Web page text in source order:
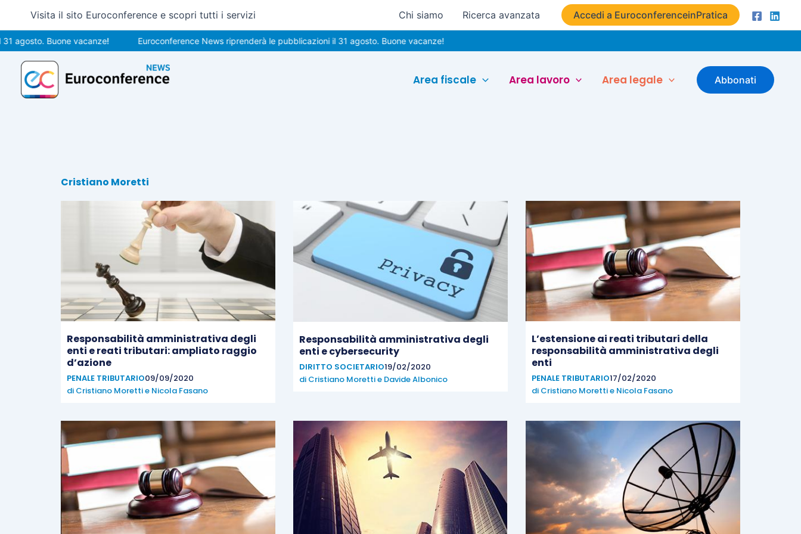
contenuto
Visita il sito Euroconference e scopri tutti i servizi Chi siamo Ricerca avanzata Accedi a EuroconferenceinPratica
Buone vacanze! Euroconference News riprenderà le pubblicazioni il 31 agosto. Buone vacanze!
Area fiscale Area lavoro Area legale Abbonati
Cristiano Moretti
Responsabilità amministrativa degli
enti e reati tributari: ampliato raggio
d’azione
PENALE TRIBUTARIO09/09/2020
di Cristiano Morettie Nicola Fasano
Responsabilità amministrativa degli
enti e cybersecurity
DIRITTO SOCIETARIO19/02/2020
di Cristiano Morettie Davide Albonico
L’estensione ai reati tributari della
responsabilità amministrativa degli
enti
PENALE TRIBUTARIO17/02/2020
di Cristiano Morettie Nicola Fasano